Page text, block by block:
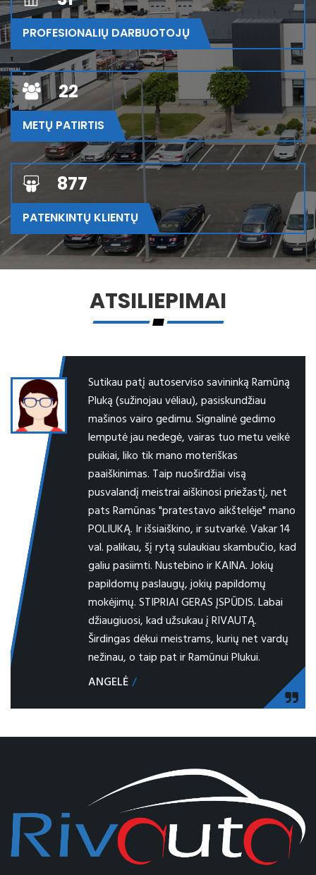
PROFESIONALIŲ DARBUOTOJŲ
25
METŲ PATIRTIS
1000
PATENKINTŲ KLIENTŲ
ATSILIEPIMAI
Sutikau patį autoserviso savininką Ramūną
Pluką (sužinojau vėliau), pasiskundžiau
mašinos vairo gedimu. Signalinė gedimo
lemputė jau nedegė, vairas tuo metu veikė
puikiai, liko tik mano moteriškas
paaiškinimas. Taip nuoširdžiai visą
pusvalandį meistrai aiškinosi priežastį, net
pats Ramūnas "pratestavo aikštelėje" mano
POLIUKĄ. Ir išsiaiškino, ir sutvarkė. Vakar 14
val. palikau, šį rytą sulaukiau skambučio, kad
galiu pasiimti. Nustebino ir KAINA. Jokių
papildomų paslaugų, jokių papildomų
mokėjimų. STIPRIAI GERAS ĮSPŪDIS. Labai
džiaugiuosi, kad užsukau į RIVAUTĄ.
Širdingas dėkui meistrams, kurių net vardų
nežinau, o taip pat ir Ramūnui Plukui.
ANGELĖ